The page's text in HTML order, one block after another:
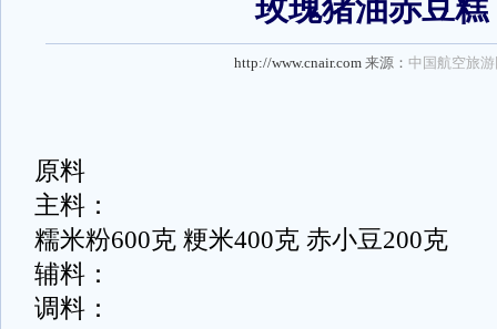
玫瑰猪油赤豆糕
http://www.cnair.com 来源： 中国航空旅
原料
主料：
糯米粉600克 粳米400克 赤小豆200克
辅料：
调料：